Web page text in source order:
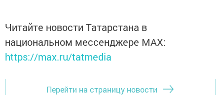
Читайте новости Татарстана в
национальном мессенджере MАХ:
https://max.ru/tatmedia
Перейти на страницу новости